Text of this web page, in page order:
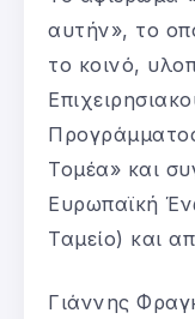
αυτήν», το
το κοινό,
Τομέα» και
Ευρωπαϊκή
Ταμείο) και
Γιάννης